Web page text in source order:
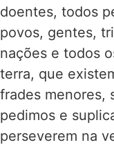
doentes, todos
povos, gentes,
nações e todos
terra, que
frades menores,
pedimos e
perseverem na